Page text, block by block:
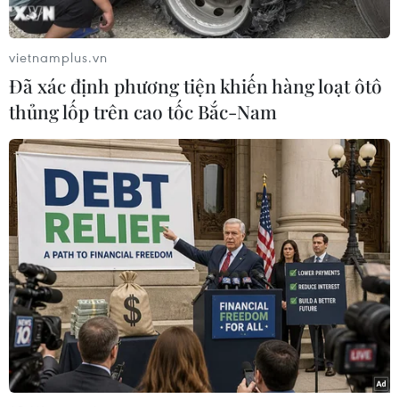
(CPI) tháng Chín giảm 0,62% so với tháng Tám
và tăng 1,88% so với tháng 12/2020. So với cùng
kỳ năm trước, CPI tháng Chín tăng 2,06% và CPI
bình quân quý 3 tăng 2,51%.
với cùng kỳ năm trước. Đây là mức tăng thấp
nhất kể từ năm 2016.
5/11 nhóm ngành giảm giá
Bà Nguyễn Thu Oanh, Vụ trưởng Vụ Thống kê
Giá, Tổng cục Thống kê cho biết trong tháng
Chín có 5/11 nhóm hàng hóa và dịch vụ tiêu
dùng chính giảm giá và 6 nhóm còn lại tăng giá.
Cụ thể, nhóm nhà ở và vật liệu xây dựng giảm
1,99% (làm CPI chung giảm 0,37 điểm phần
vietnamplus.vn
Đã xác định phương tiện khiến hàng loạt ôtô
thủng lốp trên cao tốc Bắc-Nam